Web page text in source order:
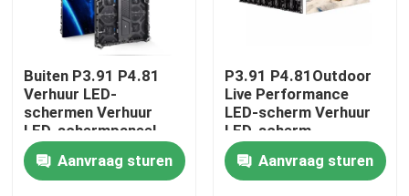
Huis
Buiten P3.91 P4.81
Verhuur LED-
schermen Verhuur
LED-schermpaneel
Bühnengebeurtenissen
LED-scherm
Aanvraag sturen
P3.91 P4.81Outdoor
Live Performance
LED-scherm Verhuur
LED-scherm
Waterdicht podium
Hoge helderheid
Achtergrondscherm
Aanvraag sturen